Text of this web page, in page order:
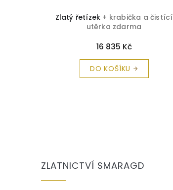
Zlatý řetízek + krabička a čistící
utěrka zdarma
16 835 Kč
DO KOŠÍKU
ZLATNICTVÍ SMARAGD